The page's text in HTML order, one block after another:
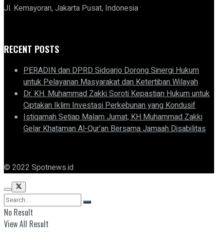
Jl. Kemayoran, Jakarta Pusat, Indonesia
RECENT POSTS
PERADIN dan DPRD Sidoarjo Dorong Sinergi Hukum
untuk Pelayanan Masyarakat dan Ketertiban Wilayah
Dr. KH. Muhammad Zakki Soroti Kepastian Hukum untuk
Ciptakan Iklim Investasi Perkebunan yang Kondusif
Istiqamah Setiap Malam Jumat, KH Muhammad Zakki
Gelar Khataman Al-Qur’an Bersama Jamaah Disabilitas
© 2022 Spotnews.id
No Result
View All Result